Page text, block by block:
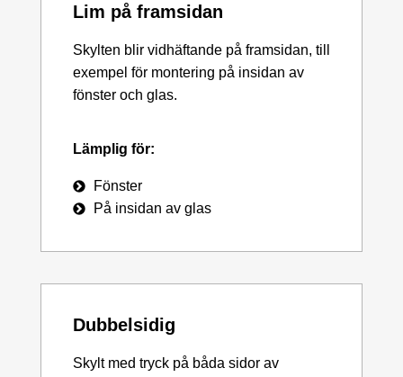
Lim på framsidan
Skylten blir vidhäftande på framsidan, till
exempel för montering på insidan av
fönster och glas.
Lämplig för:
Fönster
På insidan av glas
Dubbelsidig
Skylt med tryck på båda sidor av